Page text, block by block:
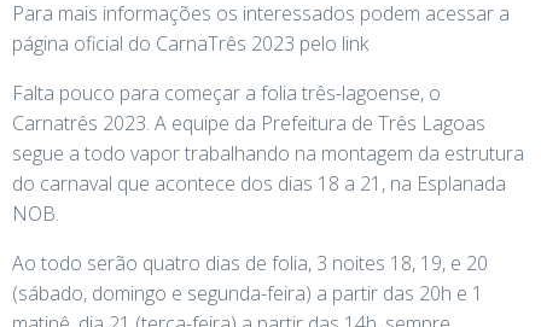
Para mais informações os interessados podem acessar a
página oficial do CarnaTrês 2023 pelo link
Falta pouco para começar a folia três-lagoense, o
Carnatrês 2023. A equipe da Prefeitura de Três Lagoas
segue a todo vapor trabalhando na montagem da estrutura
do carnaval que acontece dos dias 18 a 21, na Esplanada
NOB.
Ao todo serão quatro dias de folia, 3 noites 18, 19, e 20
(sábado, domingo e segunda-feira) a partir das 20h e 1